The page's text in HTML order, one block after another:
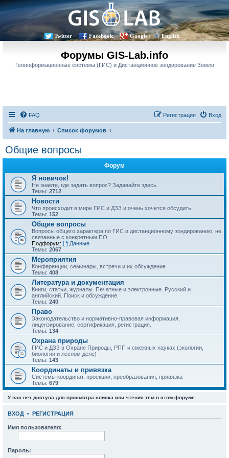
Twitter Facebook Google+ English
Форумы GIS-Lab.info
Геоинформационные системы (ГИС) и Дистанционное зондирование Земли
FAQ Вход
Регистрация
На главную Список форумов
Общие вопросы
Форум
Я новичок!
Не знаете, где задать вопрос? Задавайте здесь.
Темы: 2712
Новости
Что происходит в мире ГИС и ДЗЗ и очень хочется обсудить.
Темы: 152
Общие вопросы
Вопросы общего характера по ГИС и дистанционному зондированию, не
связанные с конкретным ПО.
Подфорум:
Данные
Темы: 2067
Мероприятия
Конференции, семинары, встречи и их обсуждение
Темы: 408
Литература и документация
Книги, статьи, журналы. Печатные и электронные. Русский и
английский. Поиск и обсуждение.
Темы: 240
Право
Законодательство и нормативно-правовая информация,
лицензирование, сертификация, регистрация.
Темы: 134
Охрана природы
ГИС и ДЗЗ в Охране Природы, РПП и смежных науках (экологии,
биологии и лесном деле)
Темы: 143
Координаты и привязка
Системы координат, проекции, преобразования, привязка
Темы: 679
У вас нет доступа для просмотра списка или чтения тем в этом форуме.
ВХОД • РЕГИСТРАЦИЯ
Имя пользователя:
Пароль: